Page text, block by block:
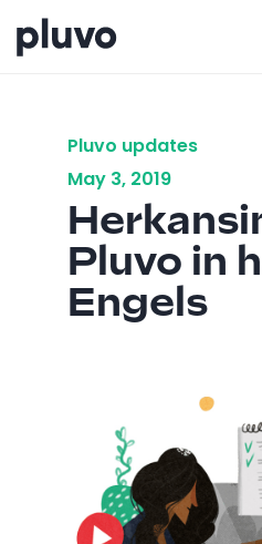
Pluvo updates
May 3, 2019
Pluvo in
Engels